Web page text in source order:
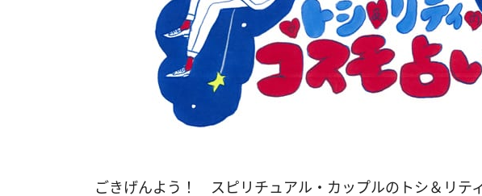
ごきげんよう！ スピリチュアル・カップルのトシ＆リ